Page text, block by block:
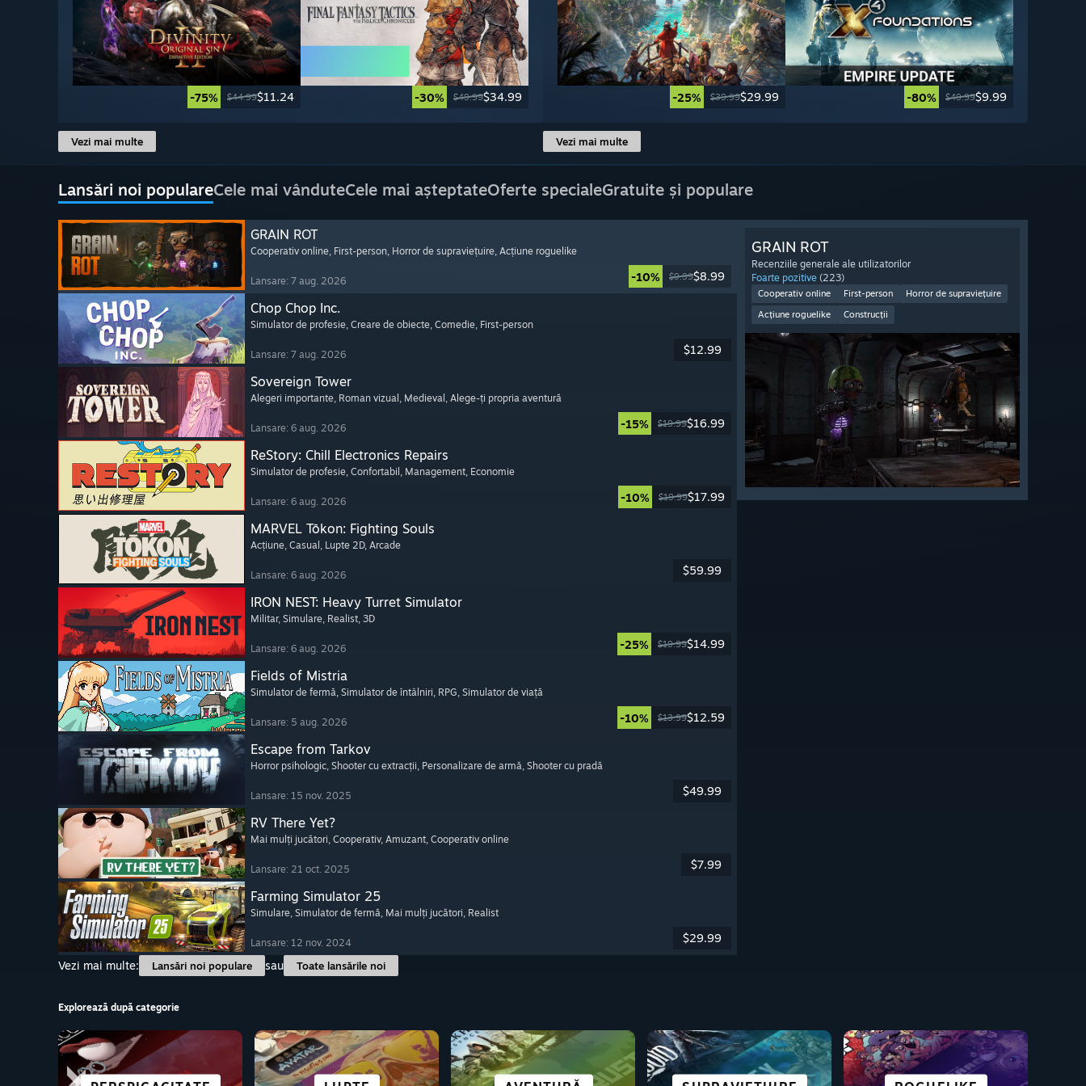
-75% $44.99$11.24 -30% $49.99$34.99
Vezi mai multe
-25% $39.99$29.99 -80% $49.99$9.99
Vezi mai multe
Lansări noi populareCele mai vânduteCele mai așteptateOferte specialeGratuite și populare
GRAIN ROT
Cooperativ online, First-person, Horror de supraviețuire, Acțiune roguelike
Lansare: 7 aug. 2026 -10% $9.99$8.99
Chop Chop Inc.
Simulator de profesie, Creare de obiecte, Comedie, First-person
Lansare: 7 aug. 2026 $12.99
Sovereign Tower
Alegeri importante, Roman vizual , Medieval , Alege-ți propria aventură
Lansare: 6 aug. 2026 -15% $19.99$16.99
ReStory: Chill Electronics Repairs
Simulator de profesie, Confortabil , Management, Economie
Lansare: 6 aug. 2026 -10% $19.99$17.99
MARVEL Tōkon: Fighting Souls
Acțiune, Casual , Lupte 2D, Arcade
Lansare: 6 aug. 2026 $59.99
IRON NEST: Heavy Turret Simulator
Militar, Simulare, Realist, 3D
Lansare: 6 aug. 2026 -25% $19.99$14.99
Fields of Mistria
Simulator de fermă, Simulator de întâlniri, RPG, Simulator de viață
Lansare: 5 aug. 2026 -10% $13.99$12.59
Escape from Tarkov
Horror psihologic, Shooter cu extracții, Personalizare de armă, Shooter cu pradă
Lansare: 15 nov. 2025 $49.99
RV There Yet?
Mai mulți jucători, Cooperativ, Amuzant, Cooperativ online
Lansare: 21 oct. 2025 $7.99
Farming Simulator 25
Simulare, Simulator de fermă, Mai mulți jucători, Realist
Lansare: 12 nov. 2024
$29.99
Vezi mai multe:
Lansări noi populare sau Toate lansările noi
GRAIN ROT
Recenziile generale ale utilizatorilor
Foarte pozitive (223)
Cooperativ online First-person
Horror de supraviețuire
Acțiune roguelike
Construcții
Explorează după categorie
IMPECABILE PE